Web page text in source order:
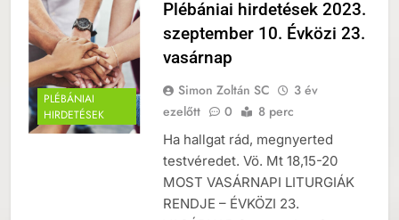
PLÉBÁNIAI
HIRDETÉSEK
Plébániai hirdetések 2023.
szeptember 10. Évközi 23.
vasárnap
Simon Zoltán SC
3 év
ezelőtt
0 8 perc
Ha hallgat rád, megnyerted
testvéredet. Vö. Mt 18,15-20
MOST VASÁRNAPI LITURGIÁK
RENDJE – ÉVKÖZI 23.